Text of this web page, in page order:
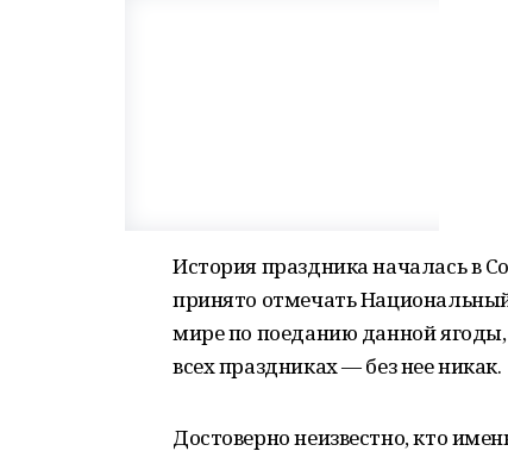
История праздника началась в
принято отмечать
мире по поеданию данной
всех праздниках — без нее никак.
Достоверно неизвестно, кто